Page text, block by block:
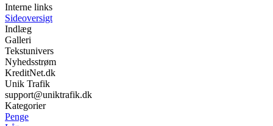
Interne links
Sideoversigt
Indlæg
Galleri
Tekstunivers
Nyhedsstrøm
KreditNet.dk
Unik Trafik
support@uniktrafik.dk
Kategorier
Penge